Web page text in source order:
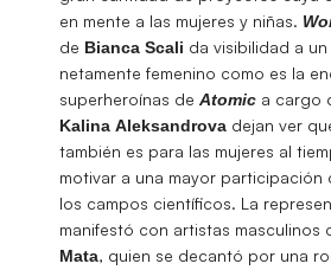
en mente a las mujeres y niñas.
de Bianca Scali da visibilidad a
netamente femenino como es la
superheroínas de Atomic a cargo
Kalina Aleksandrova dejan ver
también es para las mujeres al
motivar a una mayor participación
los campos científicos. La
manifestó con artistas masculinos
Mata, quien se decantó por una